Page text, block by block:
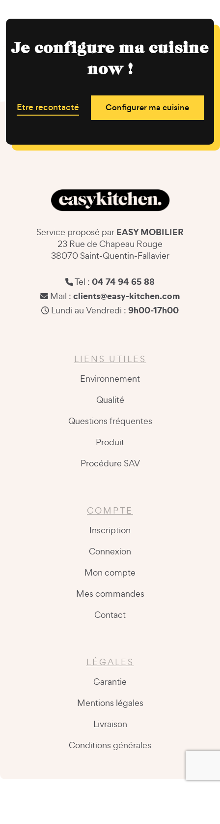
Je configure ma cuisine
now !
Etre recontacté Configurer ma cuisine
Service proposé par EASY MOBILIER
23 Rue de Chapeau Rouge
38070 Saint-Quentin-Fallavier
Tel : 04 74 94 65 88
Mail : clients@easy-kitchen.com
Lundi au Vendredi : 9h00-17h00
LIENS UTILES
Environnement
Qualité
Questions fréquentes
Produit
Procédure SAV
COMPTE
Inscription
Connexion
Mon compte
Mes commandes
Contact
LÉGALES
Garantie
Mentions légales
Livraison
Conditions générales